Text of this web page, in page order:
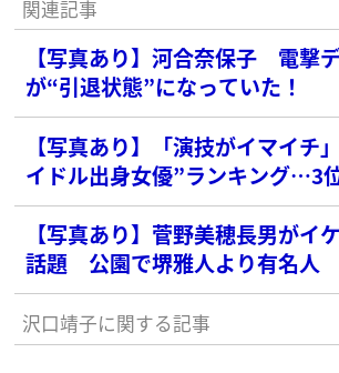
関連記事
【写真あり】河合奈保子 電撃
が“引退状態”になっていた！
【写真あり】「演技がイマイチ
イドル出身女優”ランキング…3
位前田敦子を抑えた1位は？
【写真あり】菅野美穂長男がイ
話題 公園で堺雅人より有名人
沢口靖子に関する記事